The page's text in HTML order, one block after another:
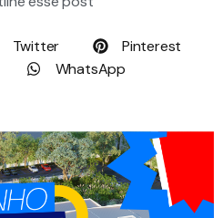
Twitter
Pinterest
WhatsApp